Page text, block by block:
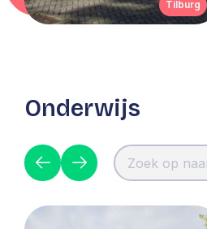
Tilburg
Onderwijs